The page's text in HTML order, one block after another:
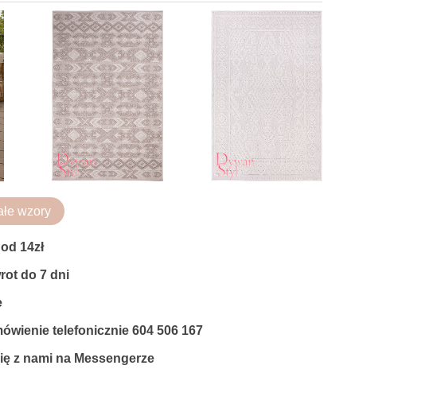
wzory
14zł
do 7 dni
telefonicznie 604 506 167
z nami na Messengerze